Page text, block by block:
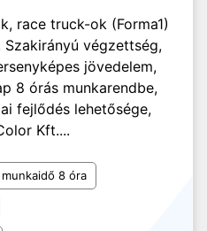
race truck-ok (Forma1)
végzettség,
jövedelem,
8 órás munkarendbe,
fejlődés lehetősége,
Kft....
8 óra